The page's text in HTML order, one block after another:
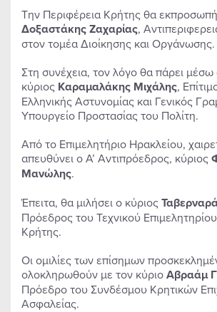
Την Περιφέρεια Κρήτης θα
Δοξαστάκης Ζαχαρίας,
στον τομέα Διοίκησης και Οργάνωσης.
Στη συνέχεια, τον λόγο θα πάρει μέσω
κύριος Καραμαλάκης Μιχάλης,
Ελληνικής Αστυνομίας και Γενικός
Υπουργείο Προστασίας του Πολίτη.
Από το Επιμελητήριο Ηρακλείου,
απευθύνει ο Α’ Αντιπρόεδρος, κύριος
Μανώλης.
Έπειτα, θα μιλήσει ο κύριος
Πρόεδρος του Τεχνικού
Κρήτης.
Οι ομιλίες των επίσημων
ολοκληρωθούν με τον κύριοΑβραάμ
Πρόεδρο του Συνδέσμου Κρητικών
Ασφαλείας.